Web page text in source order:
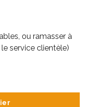
ou ramasser à
service clientèle)